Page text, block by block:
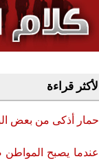
وفيديو
الأكثر قراءة
حمار أذكى من بعض
عندما يصبح